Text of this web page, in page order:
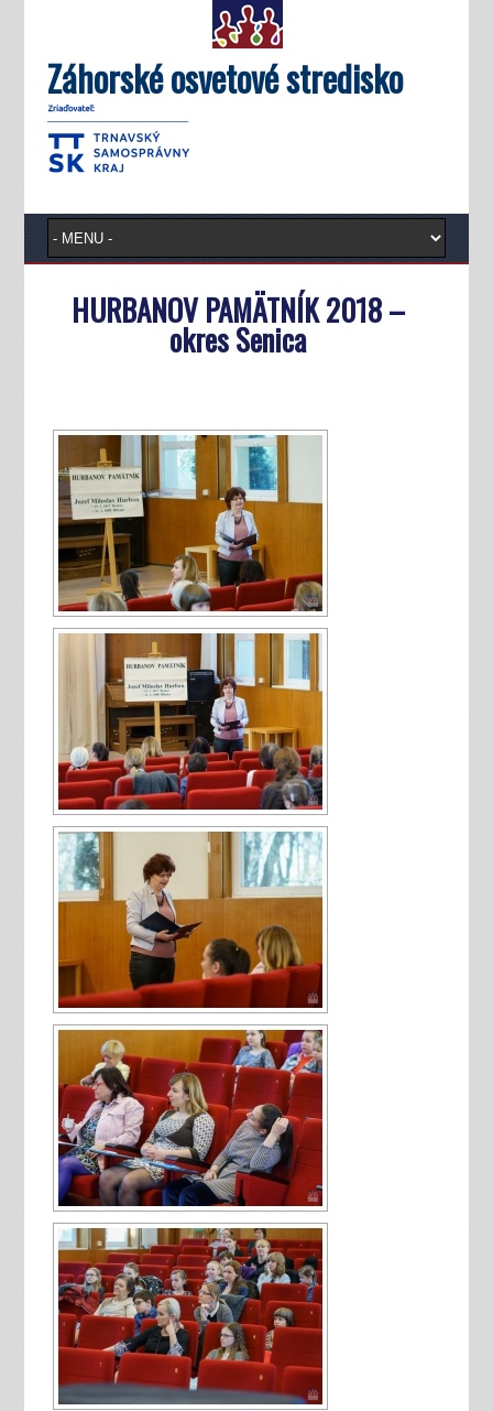
Záhorské osvetové stredisko
HURBANOV PAMÄTNÍK 2018 –
okres Senica